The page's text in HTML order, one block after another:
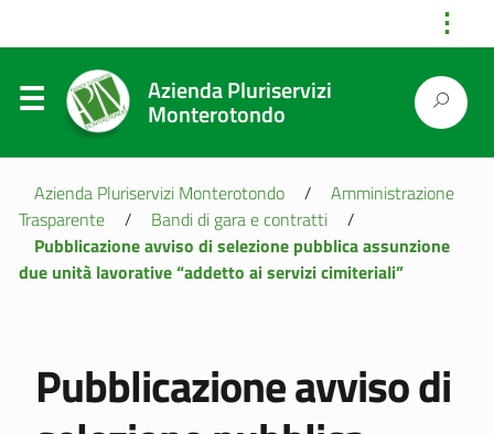
⋮
Azienda Pluriservizi
Monterotondo
Azienda Pluriservizi Monterotondo /
Amministrazione
Trasparente
/ Bandi di gara e contratti
/
Pubblicazione avviso di selezione pubblica assunzione
due unità lavorative “addetto ai servizi cimiteriali”
Pubblicazione avviso di